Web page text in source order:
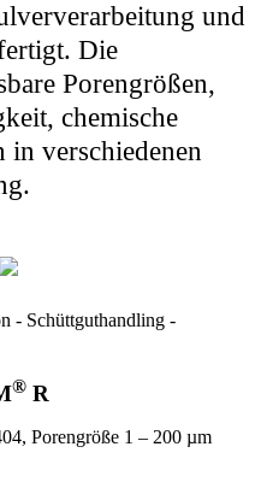
und
Die
Porengrößen,
chemische
in verschiedenen
® R
Porengröße 1 – 200 µm